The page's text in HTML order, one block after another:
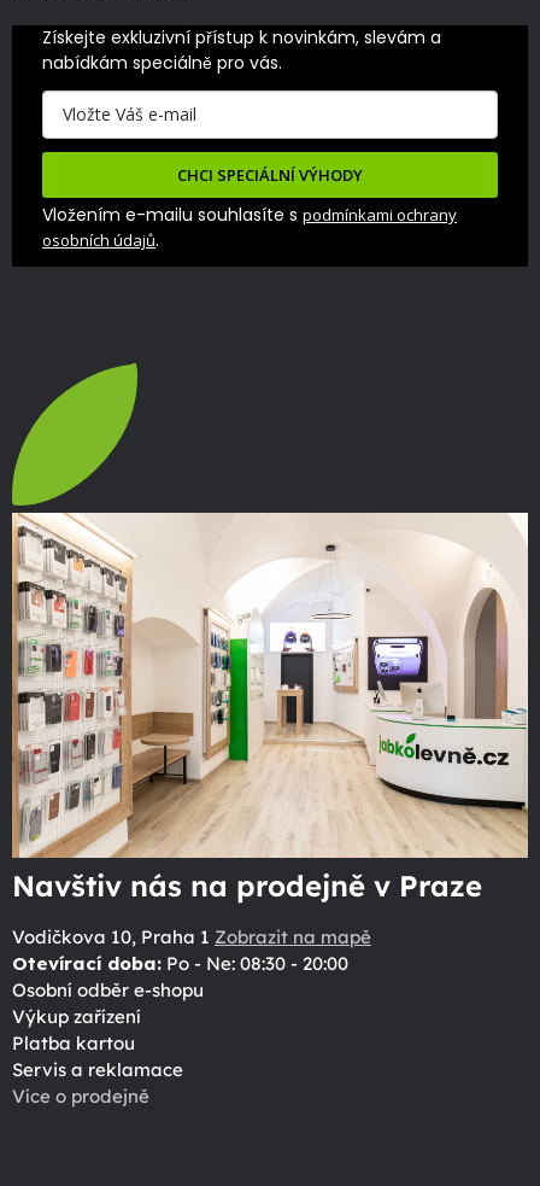
Získejte exkluzivní přístup k novinkám, slevám a
nabídkám speciálně pro vás.
CHCI SPECIÁLNÍ VÝHODY
Vložením e-mailu souhlasíte s podmínkami ochrany
osobních údajů.
Navštiv nás na prodejně v Praze
Vodičkova 10, Praha 1 Zobrazit na mapě
Otevírací doba: Po - Ne: 08:30 - 20:00
Osobní odběr e-shopu
Výkup zařízení
Platba kartou
Servis a reklamace
Více o prodejně